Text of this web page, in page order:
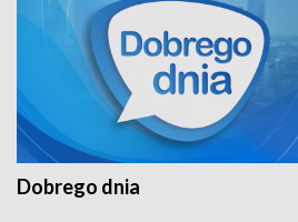
Dobrego dnia